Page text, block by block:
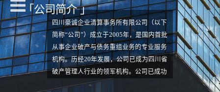
「公司简介 」
四川豪诚企业清算事务所有限公司（以下
简称“公司”）成立于2005年，是国内首批
从事企业破产与债务重组业务的专业服务
机构。历经20年发展，公司已成为四川省
破产管理人行业的领军机构。公司已成功
入围四川省高院、贵州省高院、海南省高